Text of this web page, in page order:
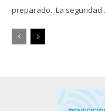
preparado. La